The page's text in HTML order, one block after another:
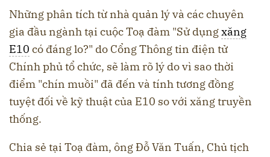
Những phân tích từ nhà quản lý và các chuyên
gia đầu ngành tại cuộc Toạ đàm "Sử dụngxăng
E10 có đáng lo?" do Cổng Thông tin điện tử
Chính phủ tổ chức, sẽ làm rõ lý do vì sao thời
điểm "chín muồi" đã đến và tính tương đồng
tuyệt đối về kỹ thuật của E10 so với xăng truyền
thống.
Chia sẻ tại Toạ đàm, ông Đỗ Văn Tuấn, Chủ tịch